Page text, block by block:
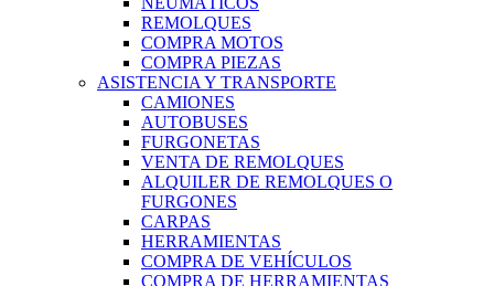
REMOLQUES
COMPRA MOTOS
COMPRA PIEZAS
ASISTENCIA Y TRANSPORTE
CAMIONES
AUTOBUSES
FURGONETAS
VENTA DE REMOLQUES
ALQUILER DE REMOLQUES O
FURGONES
CARPAS
HERRAMIENTAS
COMPRA DE VEHÍCULOS
COMPRA DE HERRAMIENTAS